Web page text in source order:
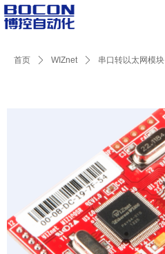
首页 ꄲ WIZnet ꄲ 串口转以太网模块